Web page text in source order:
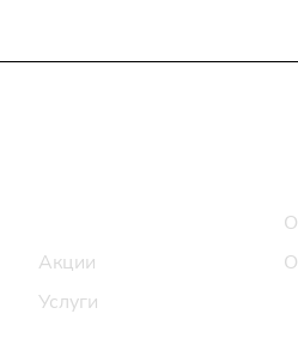
Акции
Услуги